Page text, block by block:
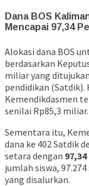
Dana BOS
Mencapai 97,34
Alokasi dana BOS
berdasarkan
miliar yang
pendidikan (Satdik).
Kemendikdasmen
senilai Rp85,3 miliar.
Sementara itu,
dana ke 402 Satdik
setara dengan
jumlah siswa,
yang disalurkan.